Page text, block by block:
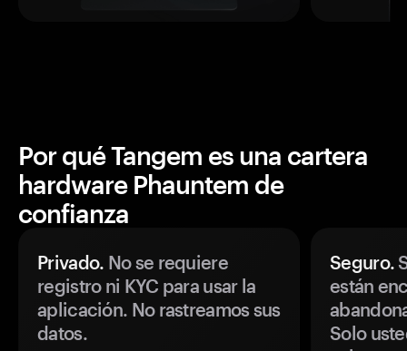
Por qué Tangem es una cartera
hardware Phauntem de
confianza
Privado. No se requiere
registro ni KYC para usar la
aplicación. No rastreamos sus
datos.
Seguro.
están
Solo